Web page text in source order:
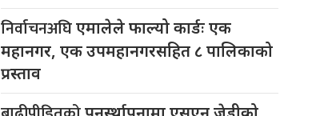
निर्वाचनअघिएमालेले फाल्यो कार्डः एक
महानगर, एक उपमहानगरसहित ८ पालिकाको
प्रस्ताव